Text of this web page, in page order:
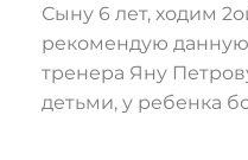
Сыну 6 лет, ходим
рекомендую
тренера Яну
детьми, у ребенка